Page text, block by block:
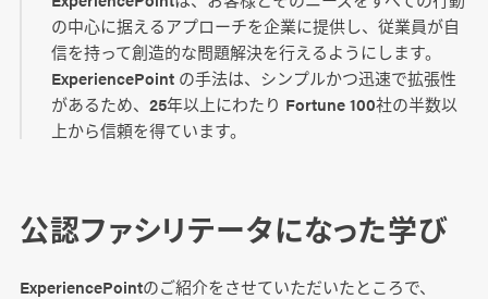
の中心に据えるアプローチを企業に提供し、従業員が自
信を持って創造的な問題解決を行えるようにします。
ExperiencePoint の手法は、シンプルかつ迅速で拡張性
があるため、25年以上にわたり Fortune 100社の半数以
上から信頼を得ています。
公認ファシリテータになった学び
ExperiencePointのご紹介をさせていただいたところで、